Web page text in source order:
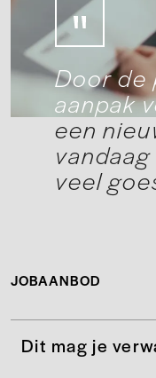
Door de
aanpak
een
veel
JOBAANBOD
Dit mag je